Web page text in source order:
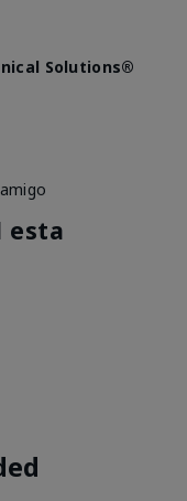
Solutions®
esta